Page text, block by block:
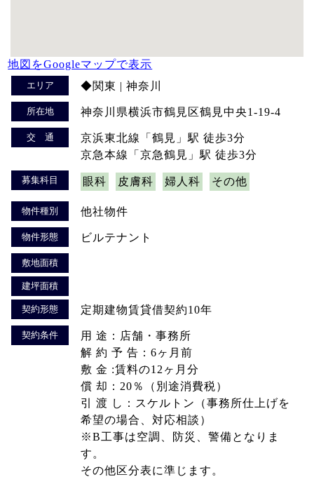
地図をGoogleマップで表示
エリア ◆関東 | 神奈川
所在地 神奈川県横浜市鶴見区鶴見中央1-19-4
交 通
京浜東北線「鶴見」駅 徒歩3分
京急本線「京急鶴見」駅 徒歩3分
募集科目 眼科 皮膚科 婦人科 その他
物件種別 他社物件
物件形態 ビルテナント
敷地面積
建坪面積
契約形態 定期建物賃貸借契約10年
契約条件
用 途：店舗・事務所
解 約 予 告：6ヶ月前
敷 金 :賃料の12ヶ月分
償 却：20％（別途消費税）
引 渡 し：スケルトン（事務所仕上げを
希望の場合、対応相談）
※B工事は空調、防災、警備となりま
す。
その他区分表に準じます。